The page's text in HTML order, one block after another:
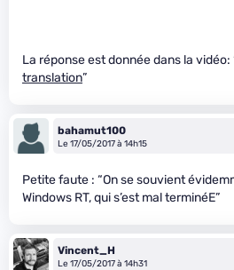
La réponse est donnée dans la vidéo:
translation”
bahamut100
Le 17/05/2017 à 14h15
Petite faute : “On se souvient
Windows RT, qui s’est mal terminéE”
Vincent_H
Le 17/05/2017 à 14h31